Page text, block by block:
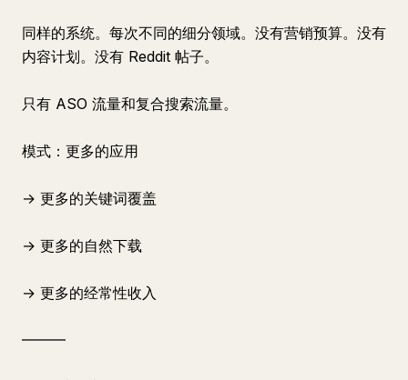
同样的系统。每次不同的细分领域。没有营销预算。没有
内容计划。没有 Reddit 帖子。
只有 ASO 流量和复合搜索流量。
模式：更多的应用
→ 更多的关键词覆盖
→ 更多的自然下载
→ 更多的经常性收入
━━━